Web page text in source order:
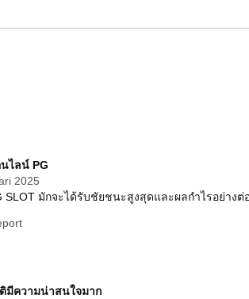
ไลน์ PG
2025
SLOT มักจะได้รับชัยชนะสูงสุดและผลกำไรอย่างต่
มีความน่าสนใจมาก